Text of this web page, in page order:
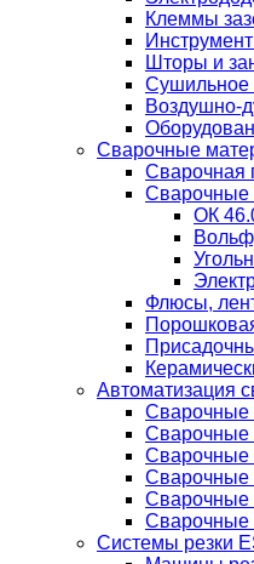
Клеммы
Шторы и
Сушильное
Воздушно-
Сварочные
Сварочная
Сварочные
ОК
Флюсы,
Автоматизация
Сварочные
Сварочные
Сварочные
Сварочные
Сварочные
Сварочные
Системы резки